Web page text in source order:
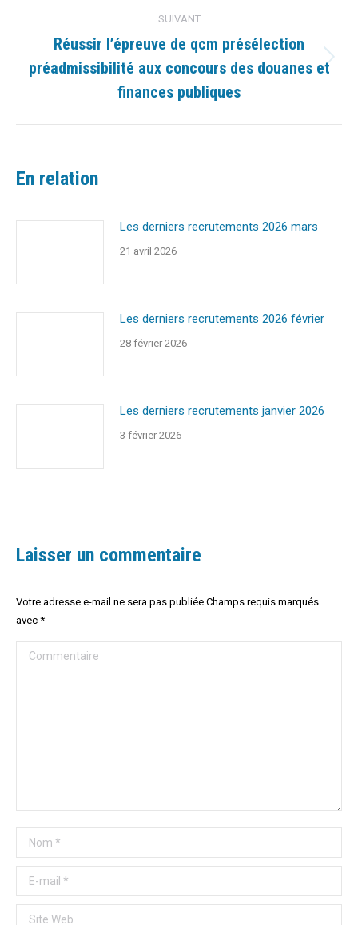
:
SUIVANT
Article
suivant
Réussir l’épreuve de qcm présélection
préadmissibilité aux concours des douanes et
finances publiques
En relation
Les derniers recrutements 2026 mars
21 avril 2026
Les derniers recrutements 2026 février
28 février 2026
Les derniers recrutements janvier 2026
3 février 2026
Laisser un commentaire
Votre adresse e-mail ne sera pas publiée Champs requis marqués
avec *
Commentaire
Nom *
E-mail *
Site Web